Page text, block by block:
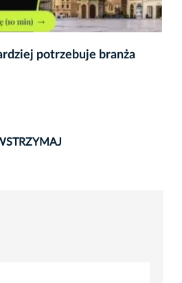
potrzebuje branża